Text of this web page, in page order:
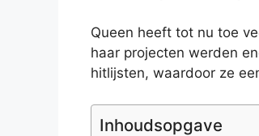
Queen heeft tot nu toe
haar projecten werden
hitlijsten, waardoor ze
Inhoudsopgave